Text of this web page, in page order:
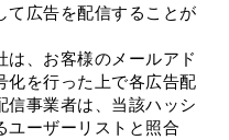
て広告を配信することが
は、お客様のメールアド
化を行った上で各広告配
信事業者は、当該ハッシ
ユーザーリストと照合